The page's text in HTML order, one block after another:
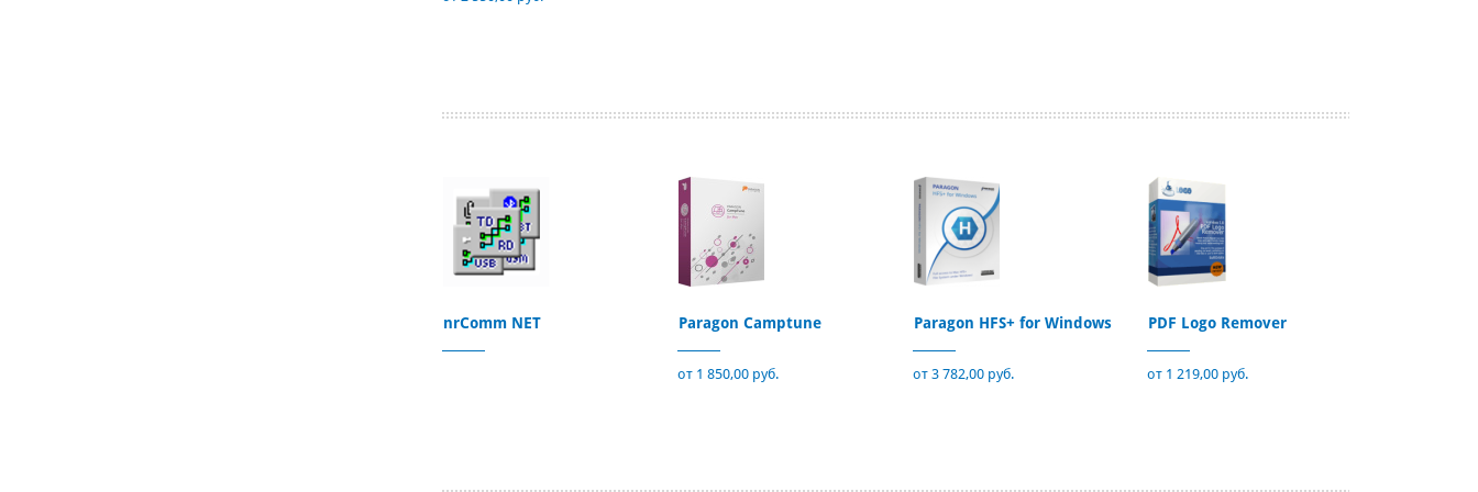
nrComm NET Paragon Camptune
от 1 850,00 руб.
Paragon HFS+ for Windows
от 3 782,00 руб.
PDF Logo Remover
от 1 219,00 руб.